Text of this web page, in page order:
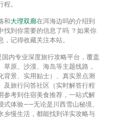
。
和大理双廊在洱海边吗的介绍到
找到你需要的信息了吗 ？如果你
记得收藏关注本站。
国内专业深度旅行攻略平台，覆盖
原、沙漠、海岛等主题线路，
背景、实用贴士）、‌真实景点测
及‌旅行问答社区‌（实时解答行程
参考到住宿美食推荐，一站式解
式体验——无论是川西雪山秘境、
乡慢生活，都能找到详实攻略与